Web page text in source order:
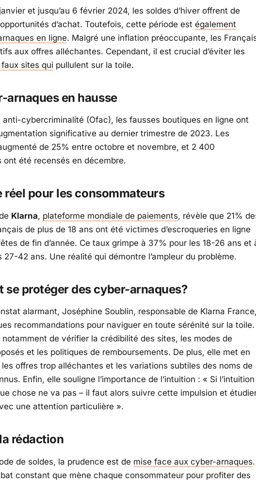
et jusqu’au 6 février 2024, les soldes d’hiver offrent de
d’achat. Toutefois, cette période est également
en ligne. Malgré une inflation préoccupante, les
aux offres alléchantes. Cependant, il est crucial d’éviter les
sites qui pullulent sur la toile.
arnaques en hausse
anti-cybercriminalité (Ofac), les fausses boutiques en ligne ont
significative au dernier trimestre de 2023. Les
de 25% entre octobre et novembre, et 2 400
ont été recensés en décembre.
réel pour les consommateurs
Klarna, plateforme mondiale de paiements, révèle que 21%
de plus de 18 ans ont été victimes d’escroqueries en ligne
de fin d’année. Ce taux grimpe à 37% pour les 18-26 ans et
27-42 ans. Une réalité qui démontre l’ampleur du problème.
se protéger des cyber-arnaques?
alarmant, Joséphine Soublin, responsable de Klarna France,
recommandations pour naviguer en toute sérénité sur la toile.
notamment de vérifier la crédibilité des sites, les modes de
et les politiques de remboursements. De plus, elle met en
offres trop alléchantes et les variations subtiles des noms de
Enfin, elle souligne l’importance de l’intuition : « Si l’intuition
chose ne va pas – il faut alors suivre cette impulsion et
une attention particulière ».
rédaction
de soldes, la prudence est de mise face aux cyber-arnaques.
constant que mène chaque consommateur pour profiter des